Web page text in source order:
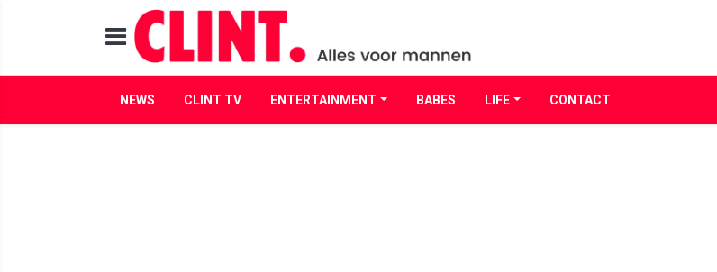
NEWS CLINT TV ENTERTAINMENT BABES LIFE CONTACT